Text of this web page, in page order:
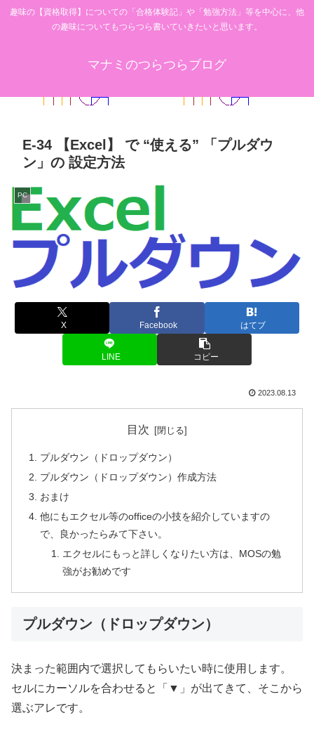
趣味の【資格取得】についての「合格体験記」や「勉強方法」等を中心に、他
の趣味についてもつらつら書いていきたいと思います。
マナミのつらつらブログ
E-34 【Excel】 で “使える” 「プルダウ
ン」の 設定方法
PC
X Facebook はてブ
LINE コピー
2023.08.13
目次
プルダウン（ドロップダウン）
プルダウン（ドロップダウン）作成方法
おまけ
他にもエクセル等のofficeの小技を紹介していますの
で、良かったらみて下さい。
エクセルにもっと詳しくなりたい方は、MOSの勉
強がお勧めです
プルダウン（ドロップダウン）
決まった範囲内で選択してもらいたい時に使用します。
セルにカーソルを合わせると「▼」が出てきて、そこから
選ぶアレです。